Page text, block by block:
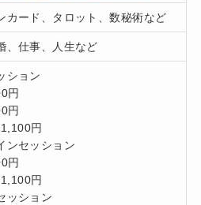
カード、タロット、数秘術など
、仕事、人生など
ション
円
円
円
ンセッション
円
円
ッション